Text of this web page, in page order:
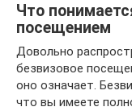
Что
посещением
Довольно
безвизовое
оно означает.
что вы имеете